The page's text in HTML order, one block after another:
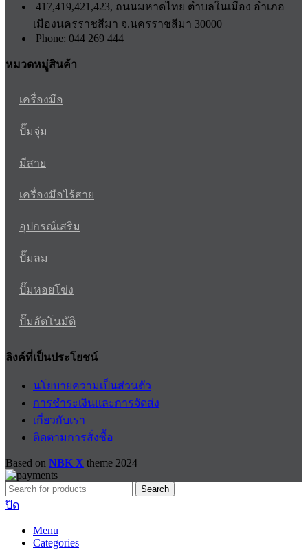
417,419,421,423, ถนนมหาดไทย ตำบลในเมือง อำเภอ
เมืองนครราชสีมา จ.นครราชสีมา 30000
Phone: 044 269 444
หมวดหมู่สินค้า
เครื่องมือ
ปั๊มจุ่ม
มีสาย
เครื่องมือไร้สาย
อุปกรณ์เสริม
ปั๊มลม
ปั๊มหอยโข่ง
ปั๊มอัตโนมัติ
ลิงค์ที่เป็นประโยชน์
นโยบายความเป็นส่วนตัว
การชำระเงินและการจัดส่ง
เกี่ยวกับเรา
ติดตามการสั่งซื้อ
Based on NBK X theme 2024
Search
ปิด
Menu
Categories